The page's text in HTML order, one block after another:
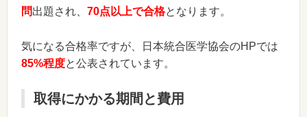
問出題され、 70点以上で合格となります。
気になる合格率ですが、日本統合医学協会のHPでは
85%程度と公表されています。
取得にかかる期間と費用